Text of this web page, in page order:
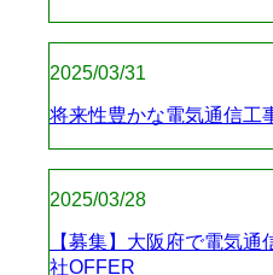
2025/03/31
将来性豊かな電気通信工
2025/03/28
【募集】大阪府で電気
社OFFER